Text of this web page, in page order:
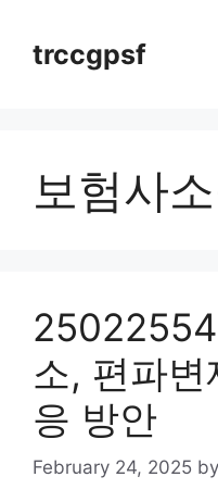
contenttrccgpsf
보험사
소, 편파변
응 방안
February 24, 2025 by